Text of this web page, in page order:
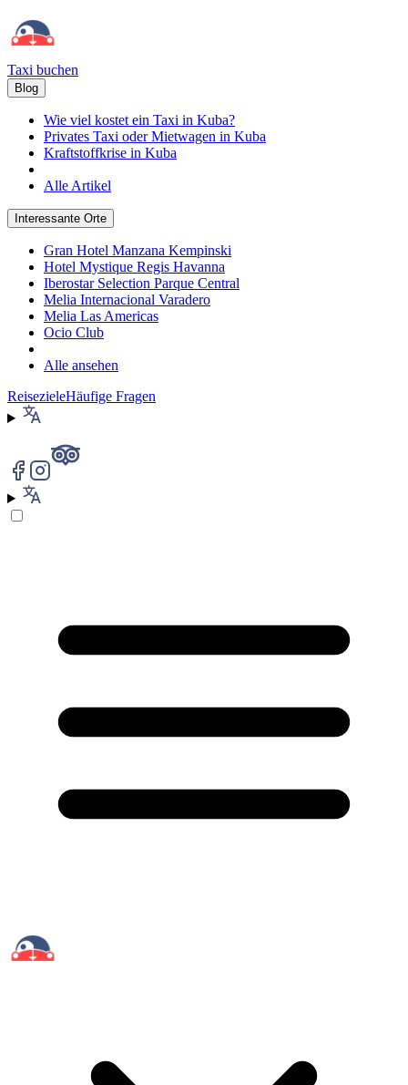
Taxi buchen
Blog
Wie viel kostet ein Taxi in Kuba?
Privates Taxi oder Mietwagen in Kuba
Kraftstoffkrise in Kuba
Alle Artikel
Interessante Orte
Gran Hotel Manzana Kempinski
Hotel Mystique Regis Havanna
Iberostar Selection Parque Central
Melia Internacional Varadero
Melia Las Americas
Ocio Club
Alle ansehen
ReisezieleHäufige Fragen